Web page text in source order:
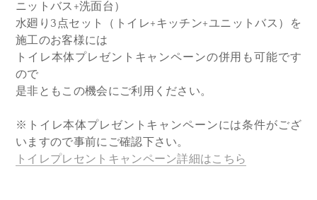
ニットバス+洗面台）
水廻り3点セット（トイレ+キッチン+ユニットバス）を
施工のお客様には
トイレ本体プレゼントキャンペーンの併用も可能です
ので
是非ともこの機会にご利用ください。
※トイレ本体プレゼントキャンペーンには条件がござ
いますので事前にご確認下さい。
トイレプレセントキャンペーン詳細はこちら